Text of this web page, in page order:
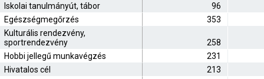
Iskolai tanulmányút, tábor
96
Egészségmegőrzés
353
Kulturális rendezvény,
sportrendezvény
258
Hobbi jellegű munkavégzés
231
Hivatalos cél
213